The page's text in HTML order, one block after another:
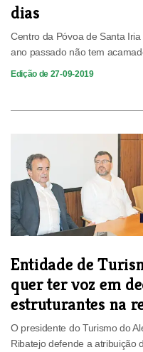
dias
Centro da Póvoa de Santa
ano passado não tem
Edição de 27-09-2019
Entidade de
quer ter voz em
estruturantes na
O presidente do Turismo do
Ribatejo defende a atribuição